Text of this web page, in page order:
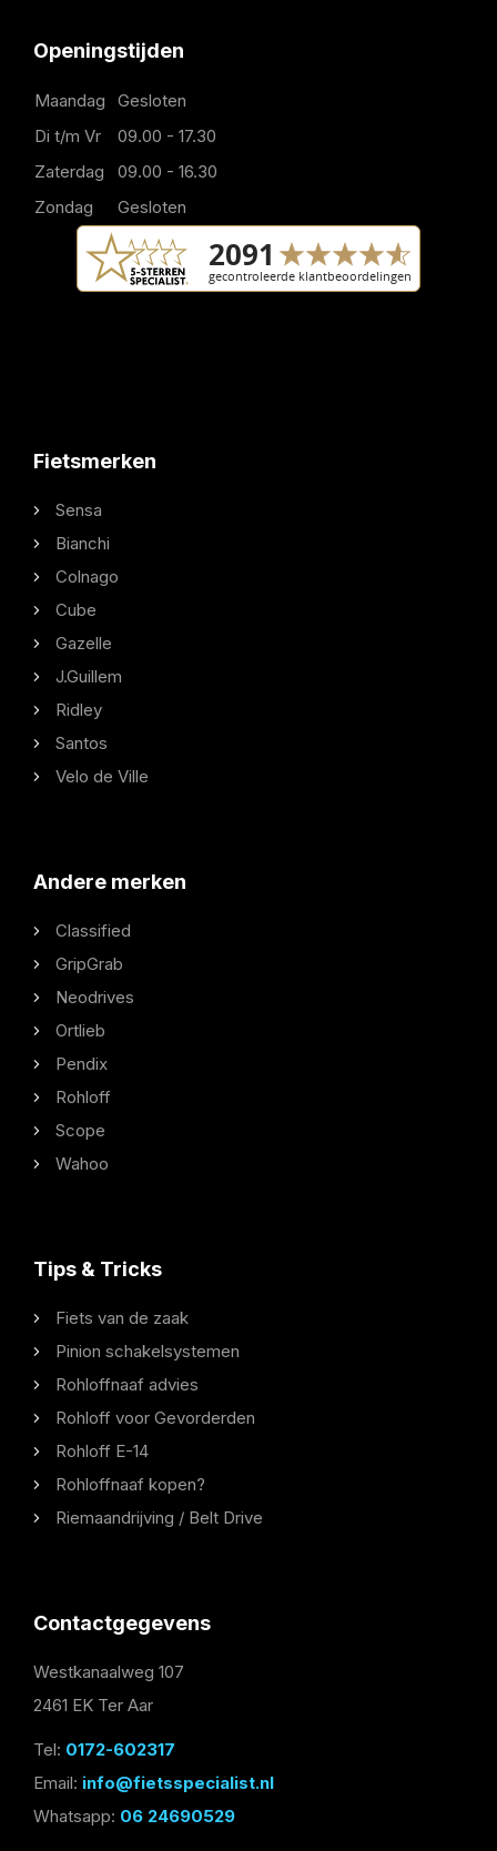
Openingstijden
Maandag
Gesloten
Di t/m Vr
09.00 - 17.30
Zaterdag
09.00 - 16.30
Zondag
Gesloten
Fietsmerken
Sensa
Bianchi
Colnago
Cube
Gazelle
J.Guillem
Ridley
Santos
Velo de Ville
Andere merken
Classified
GripGrab
Neodrives
Ortlieb
Pendix
Rohloff
Scope
Wahoo
Tips & Tricks
Fiets van de zaak
Pinion schakelsystemen
Rohloffnaaf advies
Rohloff voor Gevorderden
Rohloff E-14
Rohloffnaaf kopen?
Riemaandrijving / Belt Drive
Contactgegevens
Westkanaalweg 107
2461 EK Ter Aar
Tel: 0172-602317
Email: info@fietsspecialist.nl
Whatsapp: 06 24690529